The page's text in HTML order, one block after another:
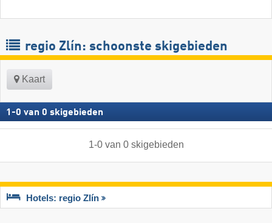
regio Zlín: schoonste skigebieden
Kaart
1 -0 van 0 skigebieden
1-0van 0 skigebieden
Hotels: regio Zlín